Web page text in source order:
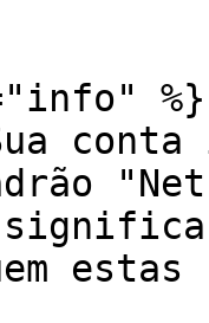
%}
conta